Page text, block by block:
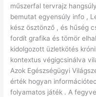
műszerfal tervrajz
bemutat egyensúly info ,
kész ösztönző , és hűség
fordít grafika és tömör
kidolgozott üzletkötés
kontextus végigcsinálva
Azok Egészségügyi
érték hogyan
folyamatos játék . A